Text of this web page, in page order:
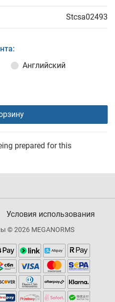
Stcsa02493
Английский
prepared for this
Условия использования
© 2026 MEGANORMS